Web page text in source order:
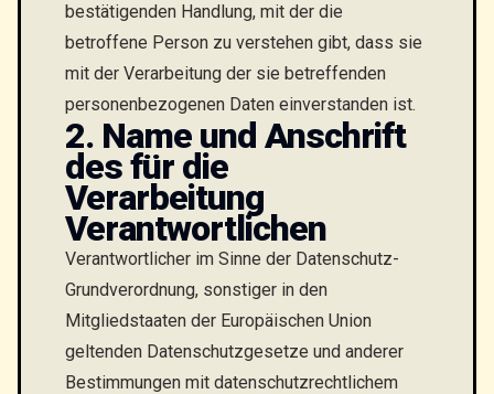
bestätigenden Handlung, mit der die
betroffene Person zu verstehen gibt, dass sie
mit der Verarbeitung der sie betreffenden
personenbezogenen Daten einverstanden ist.
2. Name und Anschrift
des für die
Verarbeitung
Verantwortlichen
Verantwortlicher im Sinne der Datenschutz-
Grundverordnung, sonstiger in den
Mitgliedstaaten der Europäischen Union
geltenden Datenschutzgesetze und anderer
Bestimmungen mit datenschutzrechtlichem